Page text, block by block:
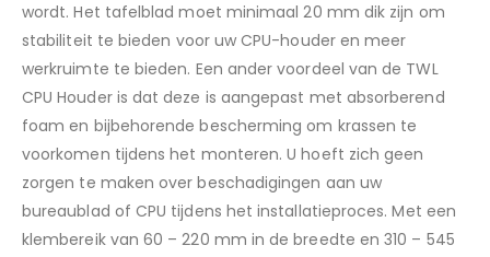
wordt. Het tafelblad moet minimaal 20 mm dik zijn om
stabiliteit te bieden voor uw CPU-houder en meer
werkruimte te bieden. Een ander voordeel van de TWL
CPU Houder is dat deze is aangepast met absorberend
foam en bijbehorende bescherming om krassen te
voorkomen tijdens het monteren. U hoeft zich geen
zorgen te maken over beschadigingen aan uw
bureaublad of CPU tijdens het installatieproces. Met een
klembereik van 60 – 220 mm in de breedte en 310 – 545